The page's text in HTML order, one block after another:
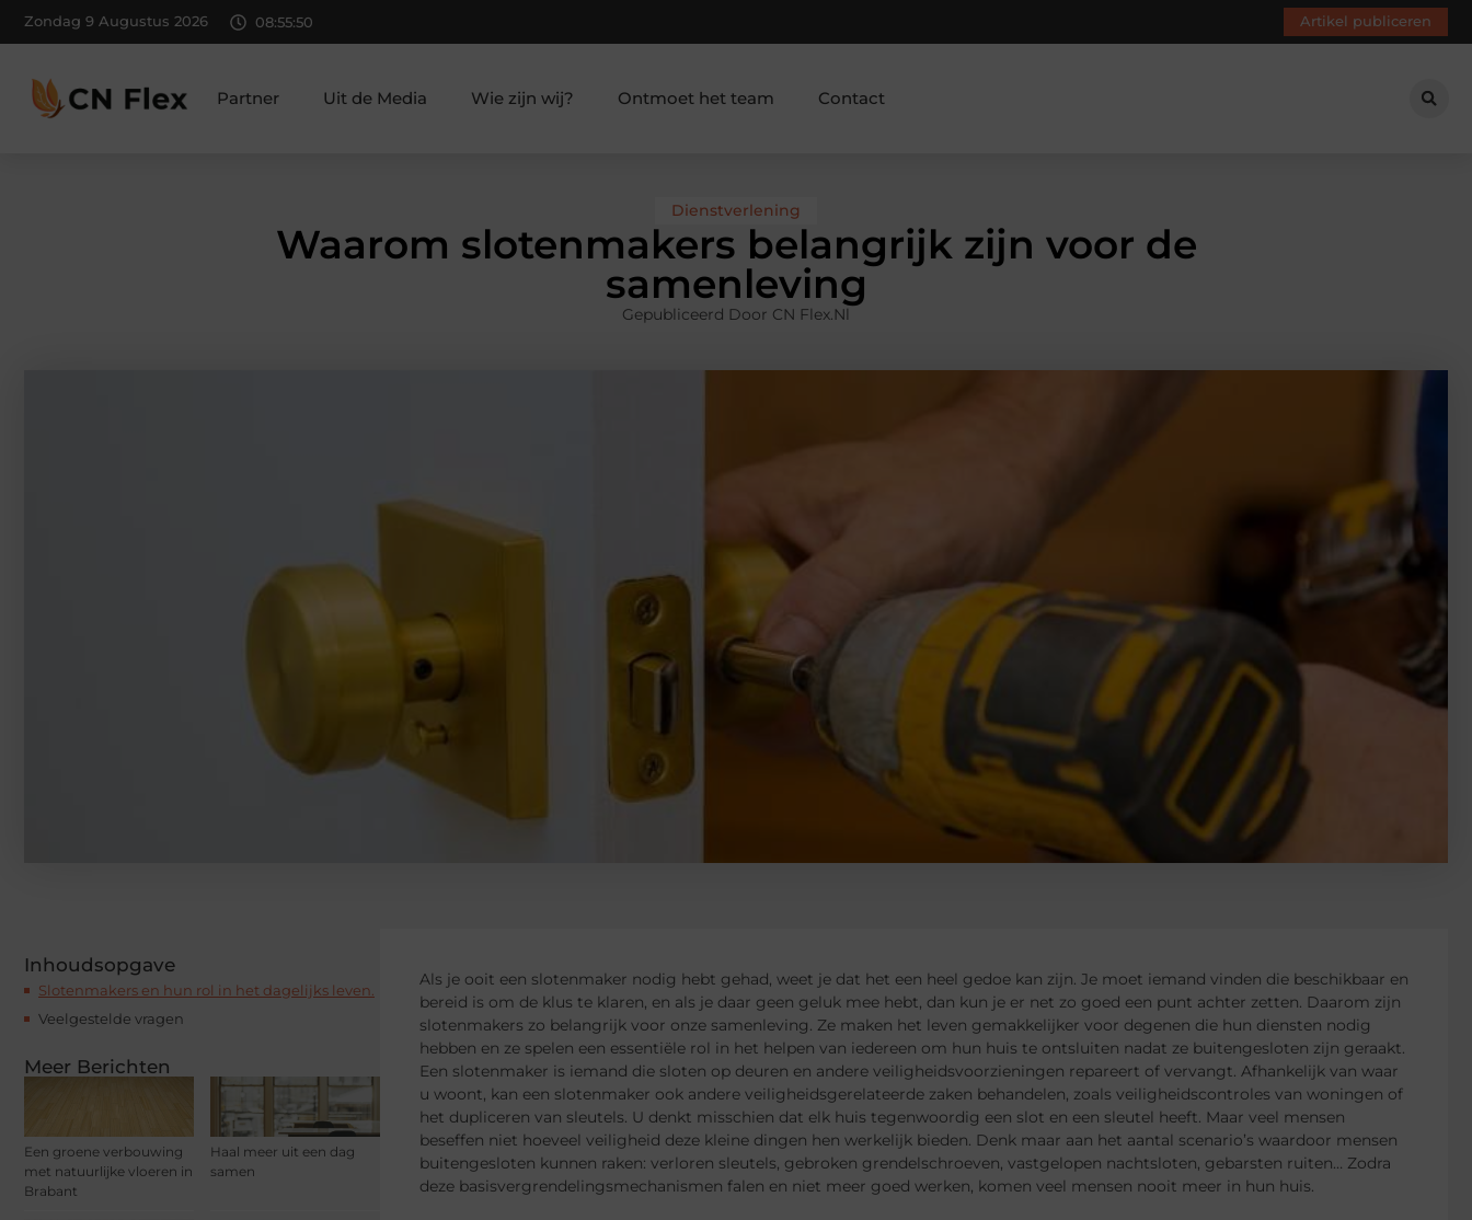
Zondag 9 Augustus 2026 08:55:51 Artikel publiceren
Partner Uit de Media Wie zijn wij? Ontmoet het team Contact
Dienstverlening
Waarom slotenmakers belangrijk zijn voor de
samenleving
Gepubliceerd Door CN Flex.nl
Inhoudsopgave
Slotenmakers en hun rol in het dagelijks leven.
Veelgestelde vragen
Meer Berichten
Een groene verbouwing
met natuurlijke vloeren in
Brabant
Haal meer uit een dag
samen
Als je ooit een slotenmaker nodig hebt gehad, weet je dat het een heel gedoe kan zijn. Je moet iemand vinden die beschikbaar en
bereid is om de klus te klaren, en als je daar geen geluk mee hebt, dan kun je er net zo goed een punt achter zetten. Daarom zijn
slotenmakers zo belangrijk voor onze samenleving. Ze maken het leven gemakkelijker voor degenen die hun diensten nodig
hebben en ze spelen een essentiële rol in het helpen van iedereen om hun huis te ontsluiten nadat ze buitengesloten zijn geraakt.
Een slotenmaker is iemand die sloten op deuren en andere veiligheidsvoorzieningen repareert of vervangt. Afhankelijk van waar
u woont, kan een slotenmaker ook andere veiligheidsgerelateerde zaken behandelen, zoals veiligheidscontroles van woningen of
het dupliceren van sleutels. U denkt misschien dat elk huis tegenwoordig een slot en een sleutel heeft. Maar veel mensen
beseffen niet hoeveel veiligheid deze kleine dingen hen werkelijk bieden. Denk maar aan het aantal scenario’s waardoor mensen
buitengesloten kunnen raken: verloren sleutels, gebroken grendelschroeven, vastgelopen nachtsloten, gebarsten ruiten… Zodra
deze basisvergrendelingsmechanismen falen en niet meer goed werken, komen veel mensen nooit meer in hun huis.